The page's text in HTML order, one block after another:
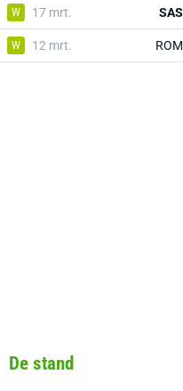
W 17 mrt. SAS
W 12 mrt. ROM
De stand